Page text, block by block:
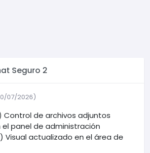
Seguro 2
07/2026)
Control de archivos adjuntos
panel de administración
Visual actualizado en el área de